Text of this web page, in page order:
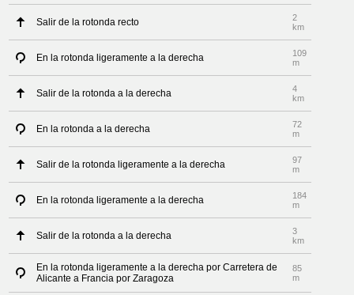
Salir de la rotonda recto
2
km
En la rotonda ligeramente a la derecha
109
m
Salir de la rotonda a la derecha
4
km
En la rotonda a la derecha
72
m
Salir de la rotonda ligeramente a la derecha
97
m
En la rotonda ligeramente a la derecha
184
m
Salir de la rotonda a la derecha
3
km
En la rotonda ligeramente a la derecha por Carretera de
Alicante a Francia por Zaragoza
85
m